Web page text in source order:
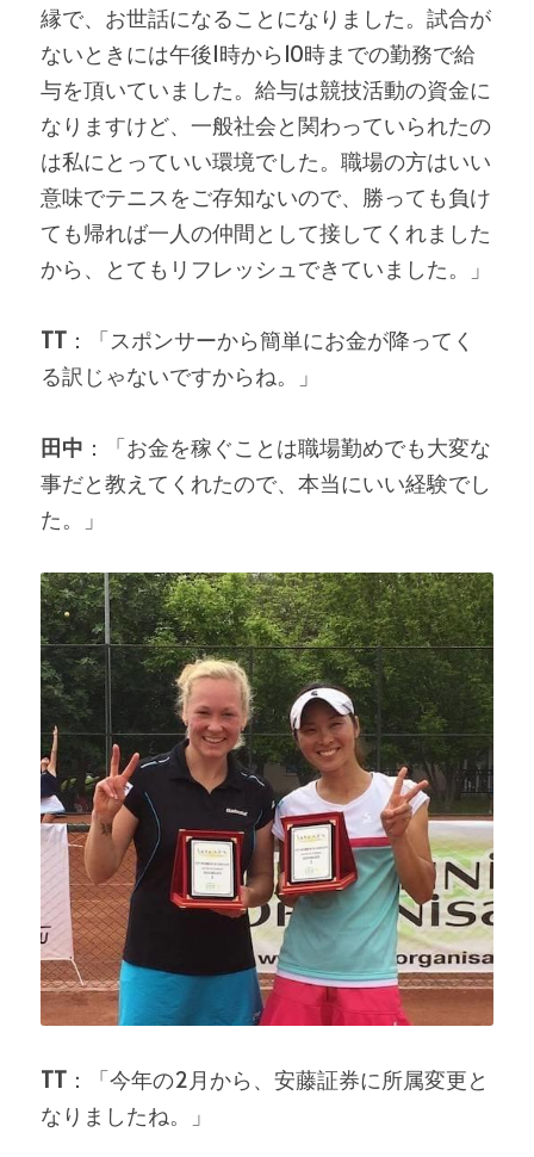
縁で、お世話になることになりました。試合が
ないときには午後1時から10時までの勤務で給
与を頂いていました。給与は競技活動の資金に
なりますけど、一般社会と関わっていられたの
は私にとっていい環境でした。職場の方はいい
意味でテニスをご存知ないので、勝っても負け
ても帰れば一人の仲間として接してくれました
から、とてもリフレッシュできていました。」
TT ：「スポンサーから簡単にお金が降ってく
る訳じゃないですからね。」
田中 ：「お金を稼ぐことは職場勤めでも大変な
事だと教えてくれたので、本当にいい経験でし
た。」
TT ：「今年の2月から、安藤証券に所属変更と
なりましたね。」